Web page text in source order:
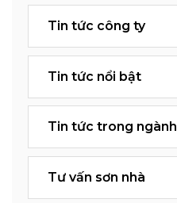
Tin tức công ty
Tin tức nổi bật
Tin tức trong ngành
Tư vấn sơn nhà